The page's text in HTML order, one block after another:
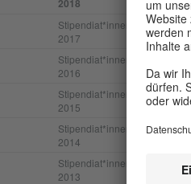
2018
Stipendiat*innen
2017
Stipendiat*innen
2016
Stipendiat*innen
2015
Stipendiat*innen
2014
Stipendiat*innen
2013